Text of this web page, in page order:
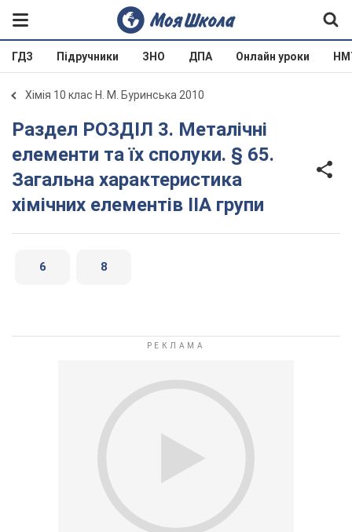
ГДЗ Підручники ЗНО ДПА Онлайн уроки
Хімія 10 клас Н. М. Буринська 2010
Раздел РОЗДІЛ 3. Металічні
елементи та їх сполуки. § 65.
Загальна характеристика
хімічних елементів IIA групи
6 8